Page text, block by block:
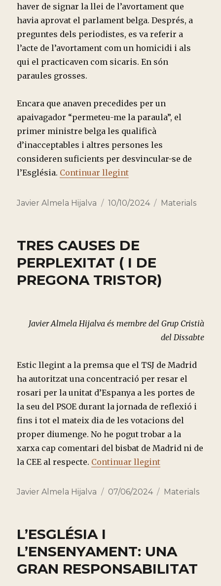
haver de signar la llei de l’avortament que
havia aprovat el parlament belga. Després, a
preguntes dels periodistes, es va referir a
l’acte de l’avortament com un homicidi i als
qui el practicaven com sicaris. En són
paraules grosses.
Encara que anaven precedides per un
apaivagador “permeteu-me la paraula”, el
primer ministre belga les qualificà
d’inacceptables i altres persones les
consideren suficients per desvincular-se de
l’Església. Continuar llegint““PERMETEU-ME LA
Autor
Javier Almela Hijalva
Publicado
10/10/2024 Categorías
Materials
TRES CAUSES DE
PERPLEXITAT ( I DE
PREGONA TRISTOR)
Javier Almela Hijalva és membre del Grup Cristià
del Dissabte
Estic llegint a la premsa que el TSJ de Madrid
ha autoritzat una concentració per resar el
rosari per la unitat d’Espanya a les portes de
la seu del PSOE durant la jornada de reflexió i
fins i tot el mateix dia de les votacions del
proper diumenge. No he pogut trobar a la
xarxa cap comentari del bisbat de Madrid ni de
la CEE al respecte. Continuar llegint“TRES
Autor
Javier Almela Hijalva
Publicado
07/06/2024 Categorías
Materials
L’ESGLÉSIA I
L’ENSENYAMENT: UNA
GRAN RESPONSABILITAT